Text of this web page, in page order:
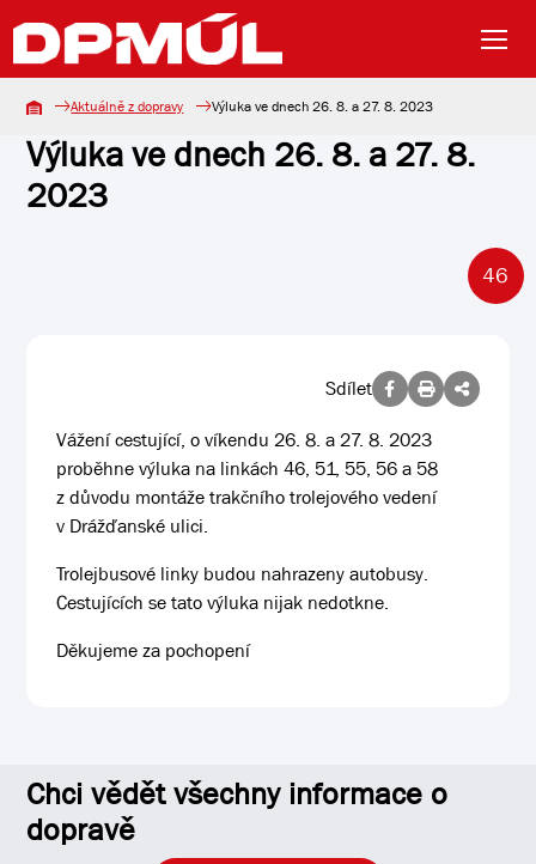
Aktuálně z dopravy Výluka ve dnech 26. 8. a 27. 8. 2023
Výluka ve dnech 26. 8. a 27. 8.
2023
46
Sdílet
Vážení cestující, o víkendu 26. 8. a 27. 8. 2023
proběhne výluka na linkách 46, 51, 55, 56 a 58
z důvodu montáže trakčního trolejového vedení
v Drážďanské ulici.
Trolejbusové linky budou nahrazeny autobusy.
Cestujících se tato výluka nijak nedotkne.
Děkujeme za pochopení
Chci vědět všechny informace o
dopravě